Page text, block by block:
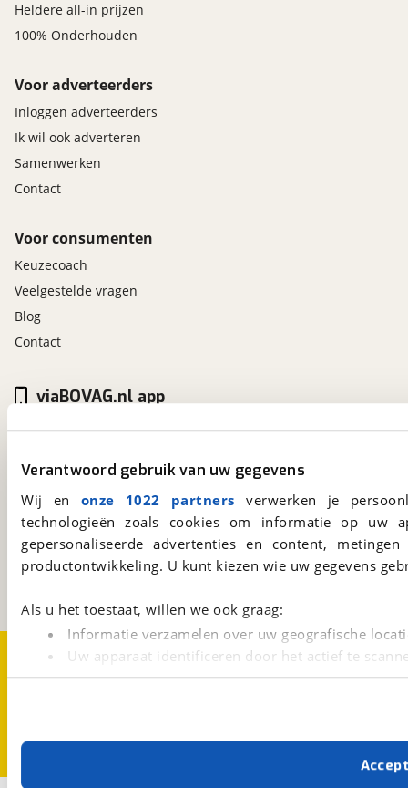
Verantwoord gebruik van uw gegevens
Wij en onze 1022 partners verwerken je
technologieën zoals cookies om informatie op
gepersonaliseerde advertenties en content,
productontwikkeling. U kunt kiezen wie uw gegevens
Als u het toestaat, willen we ook graag:
Informatie verzamelen over uw geografische
Uw apparaat identificeren door het actief te
Lees meer over hoe uw persoonlijke gegevens worden
Met cookies en vergelijkbare technieken zorgen we
cookies zorgen ervoor dat de website goed werkt.
Heldere all-in prijzen
100% Onderhouden
Voor adverteerders
Inloggen adverteerders
Ik wil ook adverteren
Samenwerken
Contact
Voor consumenten
Keuzecoach
Veelgestelde vragen
Blog
Contact
viaBOVAG.nl
Kosterijland
15
3981 AJ Bunnik
Een initiatief van
viaBOVAG.nl app
Over viaBOVAG.nlDisclaimer- en Privacyverklaring